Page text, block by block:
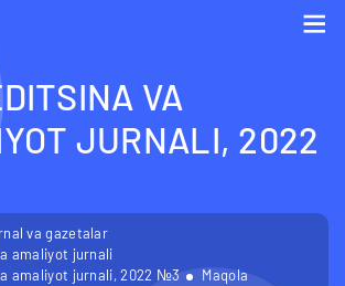
VA
JURNALI, 2022
va gazetalar
amaliyot jurnali
amaliyot jurnali, 2022 №3
Maqola